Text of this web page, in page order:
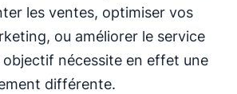
les ventes, optimiser vos
ou améliorer le service
objectif nécessite en effet une
différente.